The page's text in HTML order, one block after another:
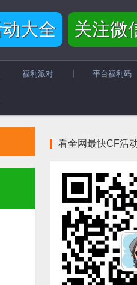
大全 关注微
福利派对 平台福利码
看全网最快CF活